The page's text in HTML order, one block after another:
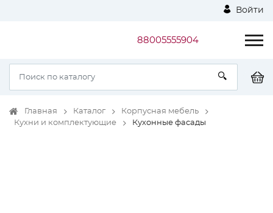
Войти
88005555904
Главная Каталог
Корпусная мебель
Кухни и комплектующие
Кухонные фасады